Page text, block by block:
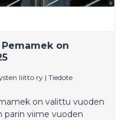
on
liitto ry | Tiedote
on valittu vuoden
parin viime vuoden